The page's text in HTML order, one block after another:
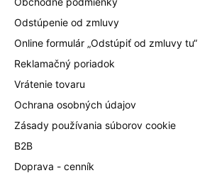
Odstúpenie od zmluvy
Online formulár „Odstúpiť od zmluvy tu“
Reklamačný poriadok
Vrátenie tovaru
Ochrana osobných údajov
Zásady používania súborov cookie
B2B
Doprava - cenník